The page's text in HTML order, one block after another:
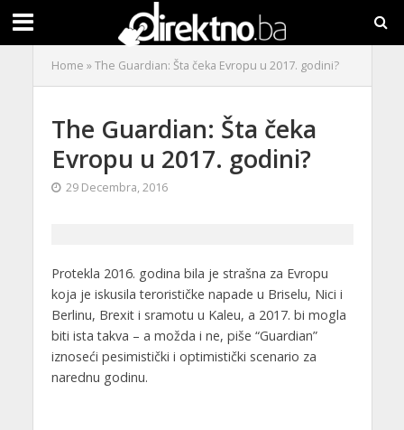
Home »The Guardian: Šta čeka Evropu u 2017. godini?
The Guardian: Šta čeka
Evropu u 2017. godini?
29 Decembra, 2016
Protekla 2016. godina bila je strašna za Evropu
koja je iskusila terorističke napade u Briselu, Nici i
Berlinu, Brexit i sramotu u Kaleu, a 2017. bi mogla
biti ista takva – a možda i ne, piše “Guardian”
iznoseći pesimistički i optimistički scenario za
narednu godinu.